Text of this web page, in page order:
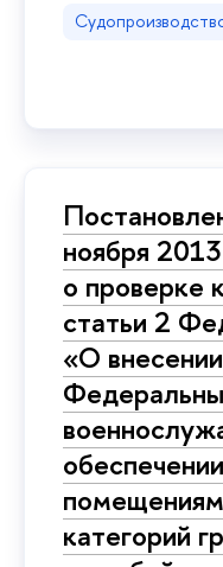
ноября
о проверке
статьи 2
«О
категорий